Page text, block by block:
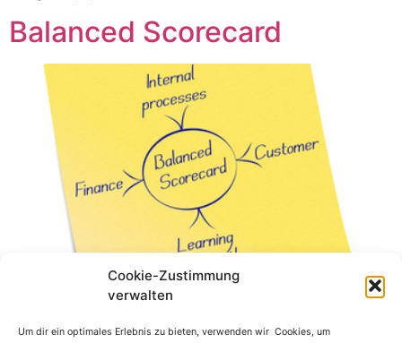
Cookie-Zustimmung
verwalten
Um dir ein optimales Erlebnis zu bieten, verwenden wir Cookies, um
Balanced Scorecard